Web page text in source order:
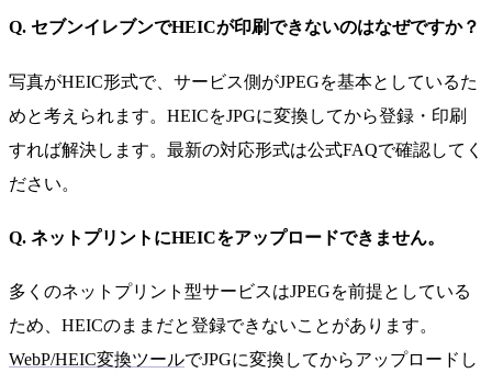
Q. セブンイレブンでHEICが印刷できないのはなぜですか？
写真がHEIC形式で、サービス側がJPEGを基本としているた
めと考えられます。HEICをJPGに変換してから登録・印刷
すれば解決します。最新の対応形式は公式FAQで確認してく
ださい。
Q. ネットプリントにHEICをアップロードできません。
多くのネットプリント型サービスはJPEGを前提としている
ため、HEICのままだと登録できないことがあります。
WebP/HEIC変換ツールでJPGに変換してからアップロードし